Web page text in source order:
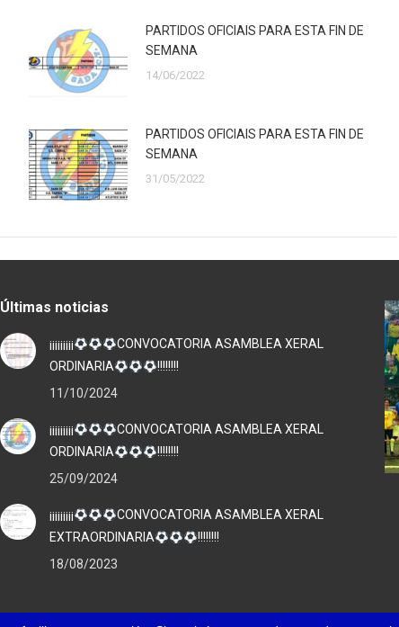
PARTIDOS OFICIAIS PARA ESTA FIN DE
SEMANA
14/06/2022
PARTIDOS OFICIAIS PARA ESTA FIN DE
SEMANA
31/05/2022
Últimas noticias
¡¡¡¡¡¡¡¡¡
CONVOCATORIA ASAMBLEA XERAL
ORDINARIA
!!!!!!!!
11/10/2024
¡¡¡¡¡¡¡¡¡
CONVOCATORIA ASAMBLEA XERAL
ORDINARIA
!!!!!!!!
25/09/2024
¡¡¡¡¡¡¡¡¡
CONVOCATORIA ASAMBLEA XERAL
EXTRAORDINARIA
!!!!!!!!
18/08/2023